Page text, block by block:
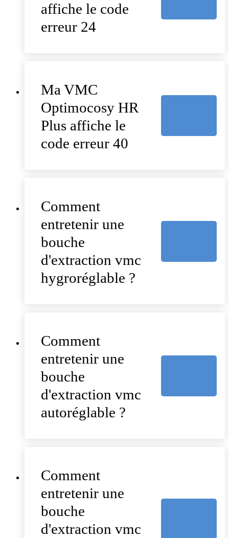
affiche le code
erreur 24
Ma VMC
Optimocosy HR
Plus affiche le
code erreur 40
Comment
entretenir une
bouche
d'extraction vmc
hygroréglable ?
Comment
entretenir une
bouche
d'extraction vmc
autoréglable ?
Comment
entretenir une
bouche
d'extraction vmc